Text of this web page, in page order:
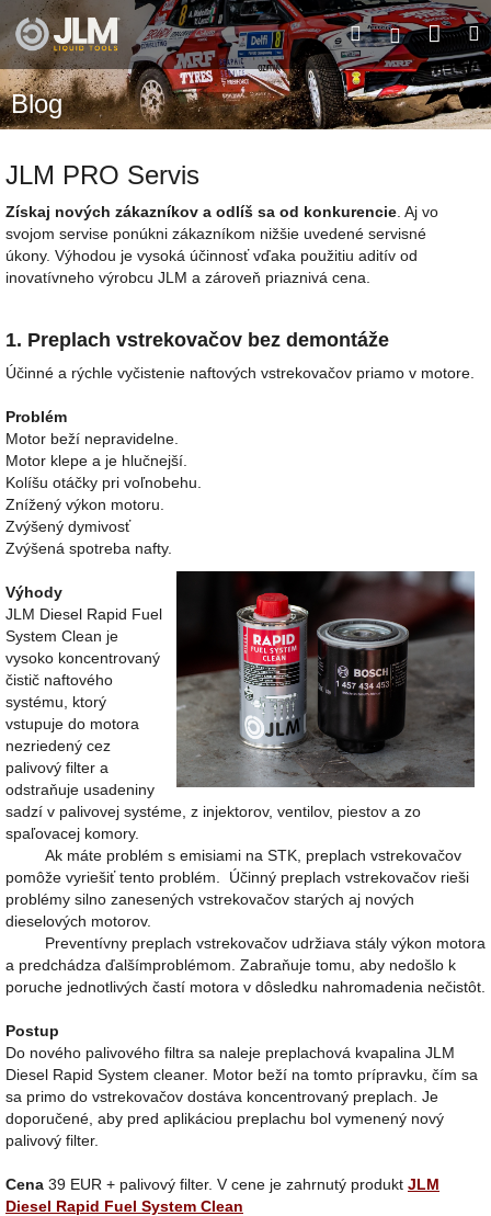
Prejsť
na
obsah
Hľadať
Blog
JLM PRO Servis
Získaj nových zákazníkov a odlíš sa od konkurencie . Aj vo
svojom servise ponúkni zákazníkom nižšie uvedené servisné
úkony. Výhodou je vysoká účinnosť vďaka použitiu aditív od
inovatívneho výrobcu JLM a zároveň priaznivá cena.
1. Preplach vstrekovačov bez demontáže
Účinné a rýchle vyčistenie naftových vstrekovačov priamo v motore.
Problém
Motor beží nepravidelne.
Motor klepe a je hlučnejší.
Kolíšu otáčky pri voľnobehu.
Znížený výkon motoru.
Zvýšený dymivosť
Zvýšená spotreba nafty.
Výhody
JLM Diesel Rapid Fuel
System Clean je
vysoko koncentrovaný
čistič naftového
systému, ktorý
vstupuje do motora
nezriedený cez
palivový filter a
odstraňuje usadeniny
sadzí v palivovej systéme, z injektorov, ventilov, piestov a zo
spaľovacej komory.
Ak máte problém s emisiami na STK, preplach vstrekovačov
pomôže vyriešiť tento problém. Účinný preplach vstrekovačov rieši
problémy silno zanesených vstrekovačov starých aj nových
dieselových motorov.
Preventívny preplach vstrekovačov udržiava stály výkon motora
a predchádza ďalšímproblémom. Zabraňuje tomu, aby nedošlo k
poruche jednotlivých častí motora v dôsledku nahromadenia nečistôt.
Postup
Do nového palivového filtra sa naleje preplachová kvapalina JLM
Diesel Rapid System cleaner. Motor beží na tomto prípravku, čím sa
sa primo do vstrekovačov dostáva koncentrovaný preplach. Je
doporučené, aby pred aplikáciou preplachu bol vymenený nový
palivový filter.
Cena 39 EUR + palivový filter. V cene je zahrnutý produkt JLM
Diesel Rapid Fuel System Clean